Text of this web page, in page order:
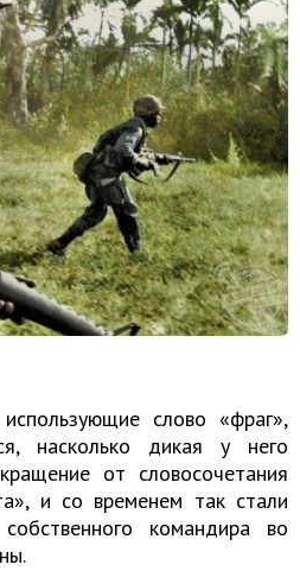
слово «фраг»,
насколько дикая у него
от словосочетания
и со временем так стали
командира во